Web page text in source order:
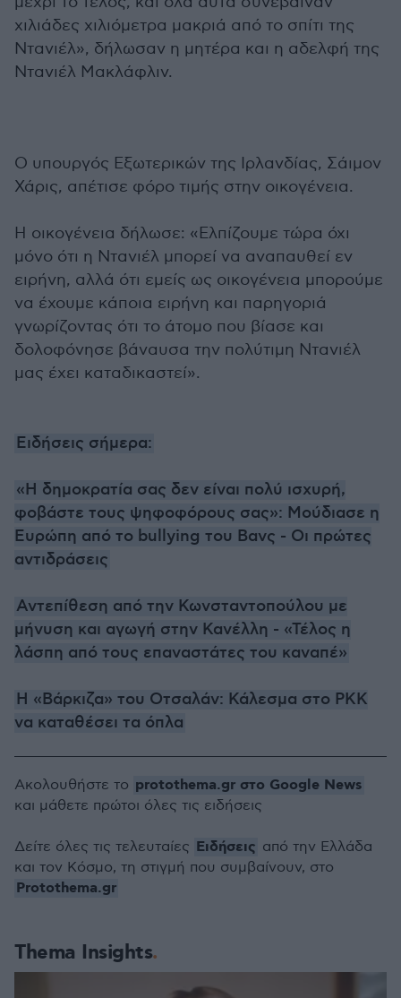
χιλιάδες χιλιόμετρα μακριά από το σπίτι της
Ντανιέλ», δήλωσαν η μητέρα και η αδελφή της
Ντανιέλ Μακλάφλιν.
Ο υπουργός Εξωτερικών της Ιρλανδίας, Σάιμον
Χάρις, απέτισε φόρο τιμής στην οικογένεια.
Η οικογένεια δήλωσε: «Ελπίζουμε τώρα όχι
μόνο ότι η Ντανιέλ μπορεί να αναπαυθεί εν
ειρήνη, αλλά ότι εμείς ως οικογένεια μπορούμε
να έχουμε κάποια ειρήνη και παρηγοριά
γνωρίζοντας ότι το άτομο που βίασε και
δολοφόνησε βάναυσα την πολύτιμη Ντανιέλ
μας έχει καταδικαστεί».
Ειδήσεις σήμερα:
«Η δημοκρατία σας δεν είναι πολύ ισχυρή,
φοβάστε τους ψηφοφόρους σας»: Μούδιασε η
Ευρώπη από το bullying του Βανς - Οι πρώτες
αντιδράσεις
Αντεπίθεση από την Κωνσταντοπούλου με
μήνυση και αγωγή στην Κανέλλη - «Τέλος η
λάσπη από τους επαναστάτες του καναπέ»
H «Βάρκιζα» του Οτσαλάν: Κάλεσμα στο PKK
να καταθέσει τα όπλα
Thema Insights
Ακολουθήστε το protothema.gr στο Google News
και μάθετε πρώτοι όλες τις ειδήσεις
Δείτε όλες τις τελευταίες Ειδήσεις από την Ελλάδα
και τον Κόσμο, τη στιγμή που συμβαίνουν, στο
Protothema.gr